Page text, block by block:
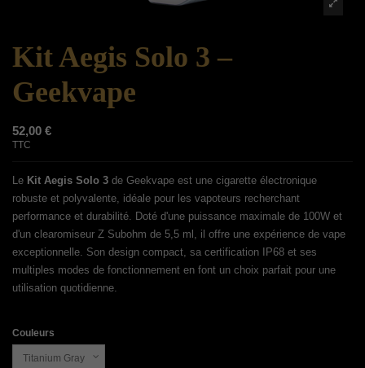
Kit Aegis Solo 3 –
Geekvape
52,00 €
TTC
Le Kit Aegis Solo 3 de Geekvape est une cigarette électronique
robuste et polyvalente, idéale pour les vapoteurs recherchant
performance et durabilité. Doté d'une puissance maximale de 100W et
d'un clearomiseur Z Subohm de 5,5 ml, il offre une expérience de vape
exceptionnelle. Son design compact, sa certification IP68 et ses
multiples modes de fonctionnement en font un choix parfait pour une
utilisation quotidienne.
Couleurs